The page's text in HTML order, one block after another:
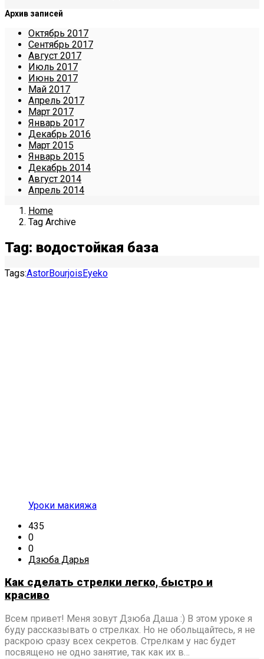
Архив записей
Октябрь 2017
Сентябрь 2017
Август 2017
Июль 2017
Июнь 2017
Май 2017
Апрель 2017
Март 2017
Январь 2017
Декабрь 2016
Март 2015
Январь 2015
Декабрь 2014
Август 2014
Апрель 2014
Home
Tag Archive
Tag: водостойкая база
Tags:AstorBourjoisEyeko
Уроки макияжа
435
0
0
Дзюба Дарья
Как сделать стрелки легко, быстро и
красиво
Всем привет! Меня зовут Дзюба Даша :) В этом уроке я
буду рассказывать о стрелках. Но не обольщайтесь, я не
раскрою сразу всех секретов. Стрелкам у нас будет
посвящено не одно занятие, так как их в…